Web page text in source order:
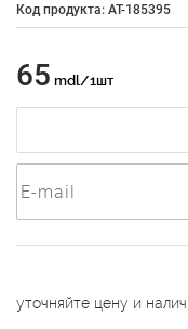
Код продукта: AT-185395
65 mdl/1шт
уточняйте цену и